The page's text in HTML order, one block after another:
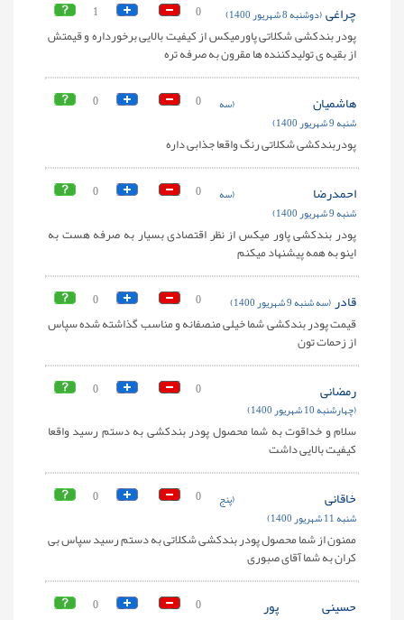
1 0 چراغی(دوشنبه 8 شهریور 1400)
پودر بندکشی شکلاتی پاورمیکس از کیفیت بالایی برخورداره و قیمتش
از بقیه ی تولیدکننده ها مقرون به صرفه تره
0 0 هاشمیان
(سه
شنبه 9 شهریور 1400)
پودربندکشی شکلاتی رنگ واقعا جذابی داره
0 0 احمدرضا
(سه
شنبه 9 شهریور 1400)
پودر بندکشی پاور میکس از نظر اقتصادی بسیار به صرفه هست به
اینو به همه پیشنهاد میکنم
0 0 قادر(سه شنبه 9 شهریور 1400)
قیمت پودر بندکشی شما خیلی منصفانه و مناسب گذاشته شده سپاس
از زحمات تون
0 0 رمضانی
(چهارشنبه 10 شهریور 1400)
سلام و خداقوت به شما محصول پودر بندکشی به دستم رسید واقعا
کیفیت بالایی داشت
0 0 خاقانی
(پنج
شنبه 11 شهریور 1400)
ممنون از شما محصول پودر بندکشی شکلاتی به دستم رسید سپاس بی
کران به شما آقای صبوری
0 0 حسینی پور